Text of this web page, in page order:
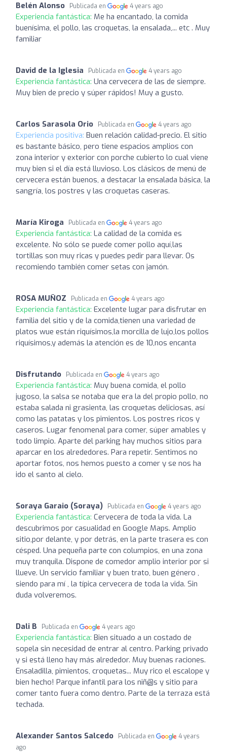
Belén Alonso Publicada en 4 years ago
Experiencia fantástica: Me ha encantado, la comida
buenísima, el pollo, las croquetas, la ensalada,... etc . Muy
familiar
David de la Iglesia Publicada en 4 years ago
Experiencia fantástica: Una cervecera de las de siempre.
Muy bien de precio y súper rápidos! Muy a gusto.
Carlos Sarasola Orio Publicada en 4 years ago
Experiencia positiva: Buen relación calidad-precio. El sitio
es bastante básico, pero tiene espacios amplios con
zona interior y exterior con porche cubierto lo cual viene
muy bien si el día está lluvioso. Los clásicos de menú de
cervecera están buenos, a destacar la ensalada básica, la
sangría, los postres y las croquetas caseras.
María Kiroga Publicada en 4 years ago
Experiencia fantástica: La calidad de la comida es
excelente. No sólo se puede comer pollo aquí,las
tortillas son muy ricas y puedes pedir para llevar. Os
recomiendo también comer setas con jamón.
ROSA MUÑOZ Publicada en 4 years ago
Experiencia fantástica: Excelente lugar para disfrutar en
familia del sitio y de la comida,tienen una variedad de
platos wue están riquísimos,la morcilla de lujo,los pollos
riquísimos,y además la atención es de 10,nos encanta
Disfrutando Publicada en 4 years ago
Experiencia fantástica: Muy buena comida, el pollo
jugoso, la salsa se notaba que era la del propio pollo, no
estaba salada ni grasienta, las croquetas deliciosas, así
como las patatas y los pimientos. Los postres ricos y
caseros. Lugar fenomenal para comer, súper amables y
todo limpio. Aparte del parking hay muchos sitios para
aparcar en los alrededores. Para repetir. Sentimos no
aportar fotos, nos hemos puesto a comer y se nos ha
ido el santo al cielo.
Soraya Garaio (Soraya) Publicada en 4 years ago
Experiencia fantástica: Cervecera de toda la vida. La
descubrimos por casualidad en Google Maps. Amplio
sitio,por delante, y por detrás, en la parte trasera es con
césped. Una pequeña parte con columpios, en una zona
muy tranquila. Dispone de comedor amplio interior por si
llueve. Un servicio familiar y buen trato, buen género ,
siendo para mí , la típica cervecera de toda la vida. Sin
duda volveremos.
Dali B Publicada en 4 years ago
Experiencia fantástica: Bien situado a un costado de
sopela sin necesidad de entrar al centro. Parking privado
y si está lleno hay más alrededor. Muy buenas raciones.
Ensaladilla, pimientos, croquetas... Muy rico el escalope y
bien hecho! Parque infantil para los niñ@s y sitio para
comer tanto fuera como dentro. Parte de la terraza está
techada.
Alexander Santos Salcedo Publicada en
4 years
ago